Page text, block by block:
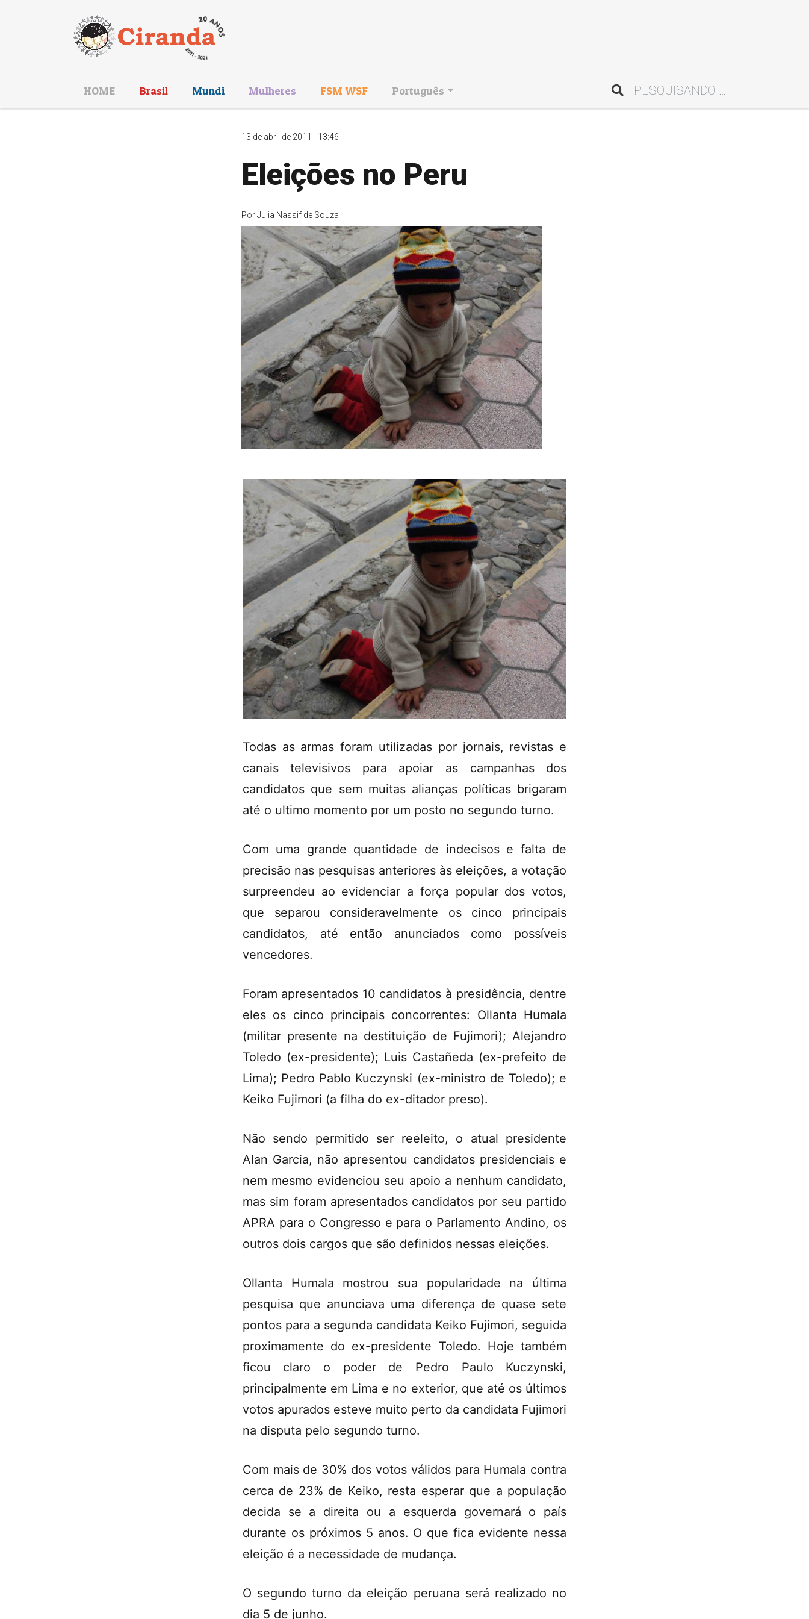
HOME Brasil Mundi Mulheres FSM WSF Português
13 de abril de 2011 - 13:46
Eleições no Peru
PorJulia Nassif de Souza
Todas as armas foram utilizadas por jornais, revistas e
canais televisivos para apoiar as campanhas dos
candidatos que sem muitas alianças políticas brigaram
até o ultimo momento por um posto no segundo turno.
Com uma grande quantidade de indecisos e falta de
precisão nas pesquisas anteriores às eleições, a votação
surpreendeu ao evidenciar a força popular dos votos,
que separou consideravelmente os cinco principais
candidatos, até então anunciados como possíveis
vencedores.
Foram apresentados 10 candidatos à presidência, dentre
eles os cinco principais concorrentes: Ollanta Humala
(militar presente na destituição de Fujimori); Alejandro
Toledo (ex-presidente); Luis Castañeda (ex-prefeito de
Lima); Pedro Pablo Kuczynski (ex-ministro de Toledo); e
Keiko Fujimori (a filha do ex-ditador preso).
Não sendo permitido ser reeleito, o atual presidente
Alan Garcia, não apresentou candidatos presidenciais e
nem mesmo evidenciou seu apoio a nenhum candidato,
mas sim foram apresentados candidatos por seu partido
APRA para o Congresso e para o Parlamento Andino, os
outros dois cargos que são definidos nessas eleições.
Ollanta Humala mostrou sua popularidade na última
pesquisa que anunciava uma diferença de quase sete
pontos para a segunda candidata Keiko Fujimori, seguida
proximamente do ex-presidente Toledo. Hoje também
ficou claro o poder de Pedro Paulo Kuczynski,
principalmente em Lima e no exterior, que até os últimos
votos apurados esteve muito perto da candidata Fujimori
na disputa pelo segundo turno.
Com mais de 30% dos votos válidos para Humala contra
cerca de 23% de Keiko, resta esperar que a população
decida se a direita ou a esquerda governará o país
durante os próximos 5 anos. O que fica evidente nessa
eleição é a necessidade de mudança.
O segundo turno da eleição peruana será realizado no
dia 5 de junho.